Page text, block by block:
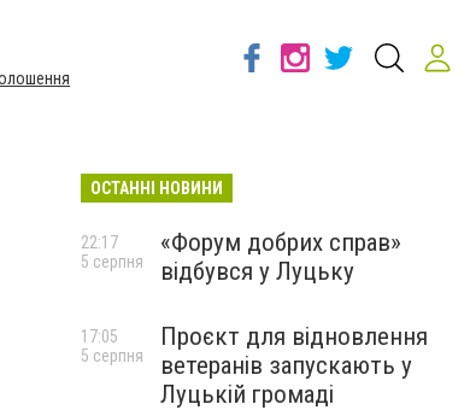
ОСТАННІ НОВИНИ
«Форум добрих справ»
відбувся у Луцьку
22:17
5 серпня
Проєкт для відновлення
ветеранів запускають у
Луцькій громаді
17:05
5 серпня